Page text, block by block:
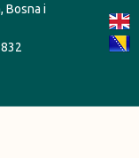
Bosna i